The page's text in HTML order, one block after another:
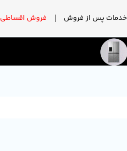
خدمات پس از فروش فروش اقساطی